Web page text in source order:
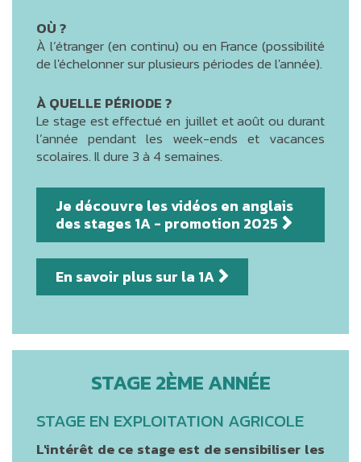
OÙ ?
À l’étranger (en continu) ou en France (possibilité
de l'échelonner sur plusieurs périodes de l'année).
À QUELLE PÉRIODE ?
Le stage est effectué en juillet et août ou durant
l’année pendant les week-ends et vacances
scolaires. Il dure 3 à 4 semaines.
Je découvre les vidéos en anglais
des stages 1A - promotion 2025
En savoir plus sur la 1A
STAGE 2ÈME ANNÉE
STAGE EN EXPLOITATION AGRICOLE
L'intérêt de ce stage est de sensibiliser les